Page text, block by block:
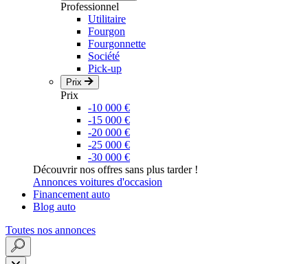
Professionnel
Utilitaire
Fourgon
Fourgonnette
Société
Pick-up
Prix
Prix
-10 000 €
-15 000 €
-20 000 €
-25 000 €
-30 000 €
Découvrir nos offres sans plus tarder !
Annonces voitures d'occasion
Financement auto
Blog auto
Toutes nos annonces